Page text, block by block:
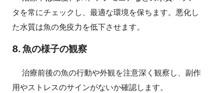
タを常にチェックし、最適な環境を保ちます。悪化し
た水質は魚の免疫力を低下させます。
8. 魚の様子の観察
治療前後の魚の行動や外観を注意深く観察し、副作
用やストレスのサインがないか確認します。